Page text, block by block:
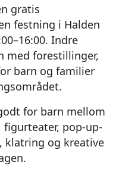
gratis
festning i Halden
Indre
med forestillinger,
barn og familier
for barn mellom
figurteater, pop-up-
klatring og kreative